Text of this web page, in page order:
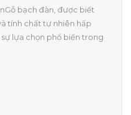
bạch đàn, được biết
tính chất tự nhiên hấp
lựa chọn phổ biến trong